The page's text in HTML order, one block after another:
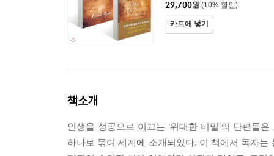
29,700원 (10% 할인)
카트에 넣기
책소개
인생을 성공으로 이끄는 ‘위대한 비밀’의 단편들
하나로 묶여 세계에 소개되었다. 이 책에서 독자는